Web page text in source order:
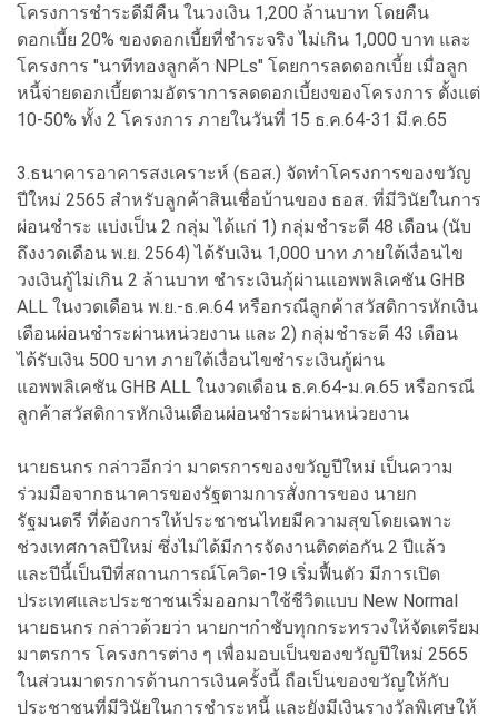
โครงการชำระดีมีคืน ในวงเงิน 1,200 ล้านบาท โดยคืน
ดอกเบี้ย 20% ของดอกเบี้ยที่ชำระจริง ไม่เกิน 1,000 บาท และ
โครงการ "นาทีทองลูกค้า NPLs" โดยการลดดอกเบี้ย เมื่อลูก
หนี้จ่ายดอกเบี้ยตามอัตราการลดดอกเบี้ยงของโครงการ ตั้งแต่
10-50% ทั้ง 2 โครงการ ภายในวันที่ 15 ธ.ค.64-31 มี.ค.65
3.ธนาคารอาคารสงเคราะห์ (ธอส.) จัดทำโครงการของขวัญ
ปีใหม่ 2565 สำหรับลูกค้าสินเชื่อบ้านของ ธอส. ที่มีวินัยในการ
ผ่อนชำระ แบ่งเป็น 2 กลุ่ม ได้แก่ 1) กลุ่มชำระดี 48 เดือน (นับ
ถึงงวดเดือน พ.ย. 2564) ได้รับเงิน 1,000 บาท ภายใต้เงื่อนไข
วงเงินกู้ไม่เกิน 2 ล้านบาท ชำระเงินกุ้ผ่านแอพพลิเคชัน GHB
ALL ในงวดเดือน พ.ย.-ธ.ค.64 หรือกรณีลูกค้าสวัสดิการหักเงิน
เดือนผ่อนชำระผ่านหน่วยงาน และ 2) กลุ่มชำระดี 43 เดือน
ได้รับเงิน 500 บาท ภายใต้เงื่อนไขชำระเงินกู้ผ่าน
แอพพลิเคชัน GHB ALL ในงวดเดือน ธ.ค.64-ม.ค.65 หรือกรณี
ลูกค้าสวัสดิการหักเงินเดือนผ่อนชำระผ่านหน่วยงาน
นายธนกร กล่าวอีกว่า มาตรการของขวัญปีใหม่ เป็นความ
ร่วมมือจากธนาคารของรัฐตามการสั่งการของ นายก
รัฐมนตรี ที่ต้องการให้ประชาชนไทยมีความสุขโดยเฉพาะ
ช่วงเทศกาลปีใหม่ ซึ่งไม่ได้มีการจัดงานติดต่อกัน 2 ปีแล้ว
และปีนี้เป็นปีที่สถานการณ์โควิด-19 เริ่มฟื้นตัว มีการเปิด
ประเทศและประชาชนเริ่มออกมาใช้ชีวิตแบบ New Normal
นายธนกร กล่าวด้วยว่า นายกฯกำชับทุกกระทรวงให้จัดเตรียม
มาตรการ โครงการต่าง ๆ เพื่อมอบเป็นของขวัญปีใหม่ 2565
ในส่วนมาตรการด้านการเงินครั้งนี้ ถือเป็นของขวัญให้กับ
ประชาชนที่มีวินัยในการชำระหนี้ และยังมีเงินรางวัลพิเศษให้